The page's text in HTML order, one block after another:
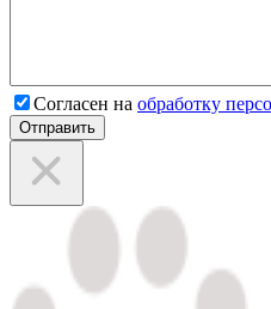
Согласен на обработку
Отправить